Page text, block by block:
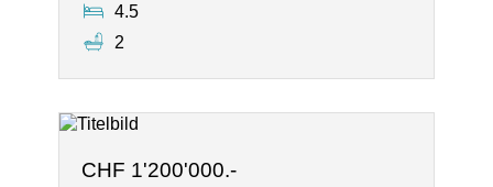
4.5
2
CHF 1'200'000.-